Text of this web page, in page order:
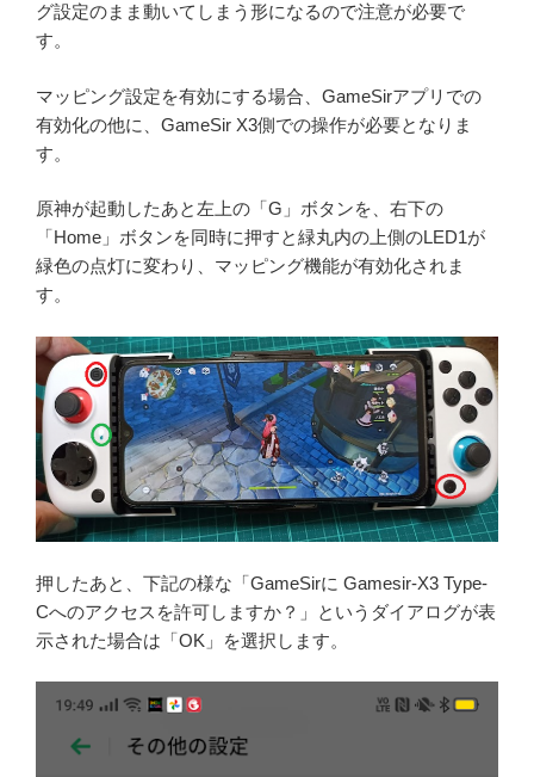
グ設定のまま動いてしまう形になるので注意が必要で
す。
マッピング設定を有効にする場合、GameSirアプリでの
有効化の他に、GameSir X3側での操作が必要となりま
す。
原神が起動したあと左上の「G」ボタンを、右下の
「Home」ボタンを同時に押すと緑丸内の上側のLED1が
緑色の点灯に変わり、マッピング機能が有効化されま
す。
押したあと、下記の様な「GameSirに Gamesir-X3 Type-
Cへのアクセスを許可しますか？」というダイアログが表
示された場合は「OK」を選択します。